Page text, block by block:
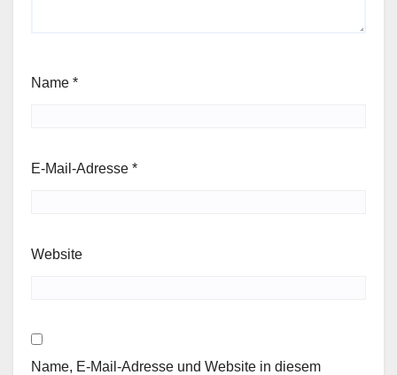
Name *
E-Mail-Adresse *
Website
Name, E-Mail-Adresse und Website in diesem